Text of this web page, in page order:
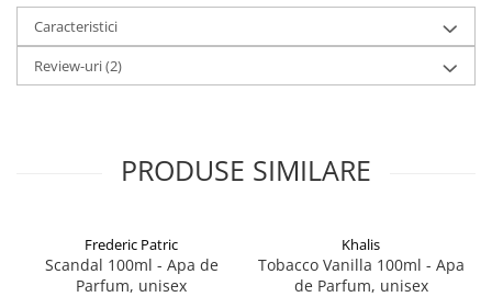
Caracteristici
Review-uri(2)
PRODUSE SIMILARE
Frederic Patric
Scandal 100ml - Apa de
Parfum, unisex
Khalis
Tobacco Vanilla 100ml - Apa
de Parfum, unisex